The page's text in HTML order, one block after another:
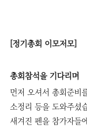
[정기총회 이모저모]
총회참석을 기다리며
먼저 오셔서 총회준비
소정리 등을 도와주셨
새겨진 펜을 참가자들